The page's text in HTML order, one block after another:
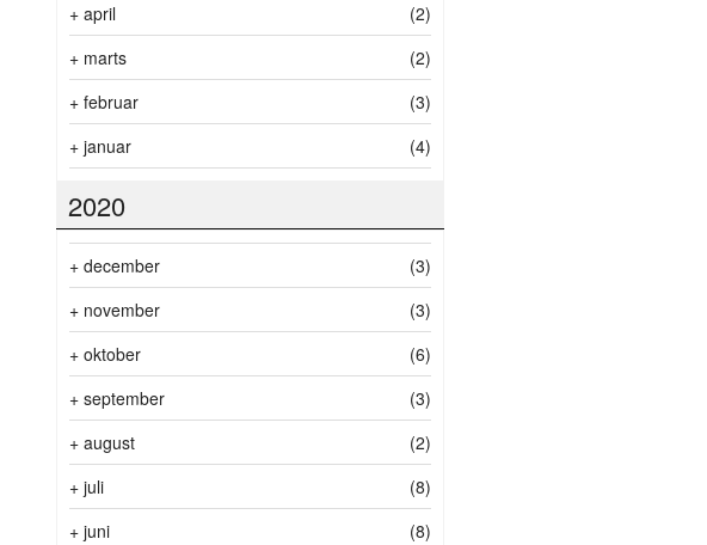
+ april
(2)
+ marts
(2)
+ februar
(3)
+ januar (4)
2020
+ december
(3)
+ november
(3)
+ oktober
(6)
+ september
(3)
+ august
(2)
+ juli
(8)
+ juni
(8)